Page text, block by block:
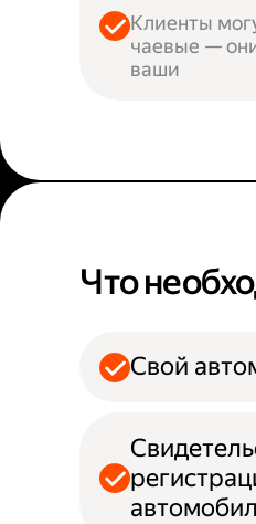
Клиенты
чаевые —
ваши
Что
Свой